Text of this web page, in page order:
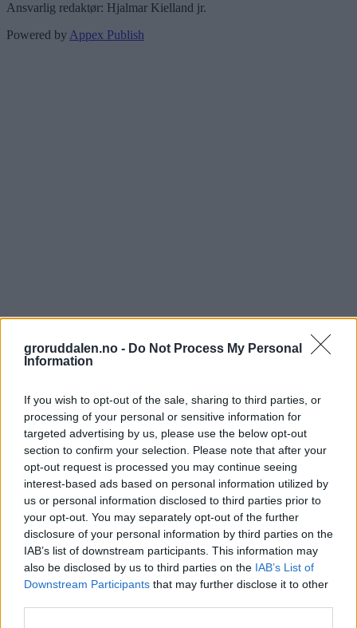
groruddalen.no - Do Not Process My Personal
Information
If you wish to opt-out of the sale, sharing to third parties, or
processing of your personal or sensitive information for
targeted advertising by us, please use the below opt-out
section to confirm your selection. Please note that after your
opt-out request is processed you may continue seeing
interest-based ads based on personal information utilized by
us or personal information disclosed to third parties prior to
your opt-out. You may separately opt-out of the further
disclosure of your personal information by third parties on the
IAB’s list of downstream participants. This information may
also be disclosed by us to third parties on the IAB’s List of
Downstream Participants that may further disclose it to other
Ansvarlig redaktør: Hjalmar Kielland jr.
Powered by Appex Publish